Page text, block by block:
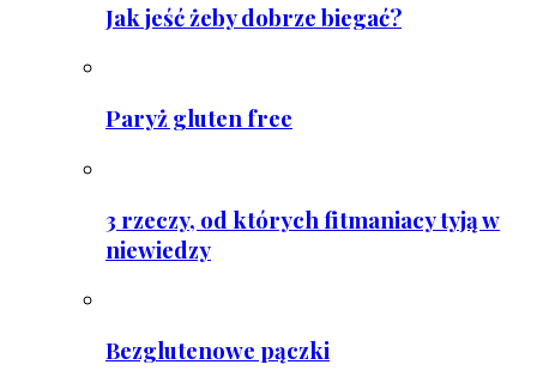
Jak jeść żeby dobrze biegać?
Paryż gluten free
3 rzeczy, od których fitmaniacy tyją w
niewiedzy
Bezglutenowe pączki